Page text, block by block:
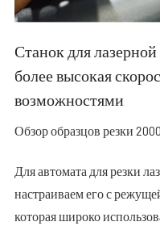
Станок для
более высокая
возможностями
Обзор образцов резки
Для автомата для резки
настраиваем его с
которая широко